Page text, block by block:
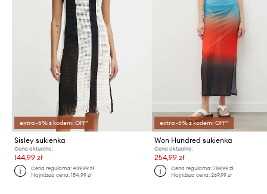
extra -5% z kodem: OFF*
Sisley sukienka
Cena aktualna:
144,99 zł
Cena regularna:439,99 zł
Najniższa cena:154,99 zł
extra -5% z kodem: OFF*
Won Hundred sukienka
Cena aktualna:
254,99 zł
Cena regularna: 789,99 zł
Najniższa cena: 269,99 zł